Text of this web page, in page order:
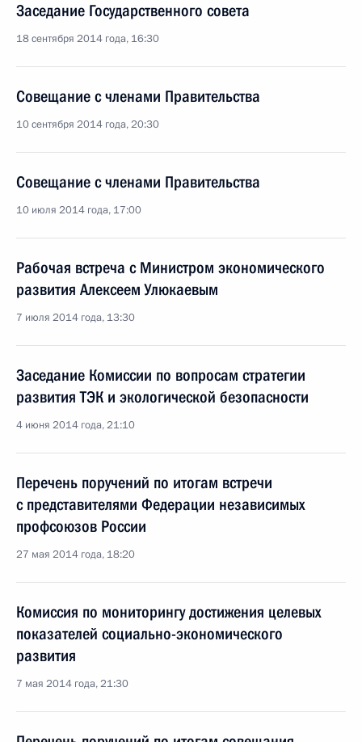
Заседание Государственного совета
18 сентября 2014 года, 16:30
Совещание с членами Правительства
10 сентября 2014 года, 20:30
Совещание с членами Правительства
10 июля 2014 года, 17:00
Рабочая встреча с Министром экономического
развития Алексеем Улюкаевым
7 июля 2014 года, 13:30
Заседание Комиссии по вопросам стратегии
развития ТЭК и экологической безопасности
4 июня 2014 года, 21:10
Перечень поручений по итогам встречи
с представителями Федерации независимых
профсоюзов России
27 мая 2014 года, 18:20
Комиссия по мониторингу достижения целевых
показателей социально-экономического
развития
7 мая 2014 года, 21:30